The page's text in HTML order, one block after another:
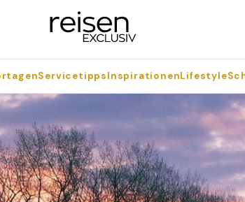
ServicetippsInspirationenLifestyle